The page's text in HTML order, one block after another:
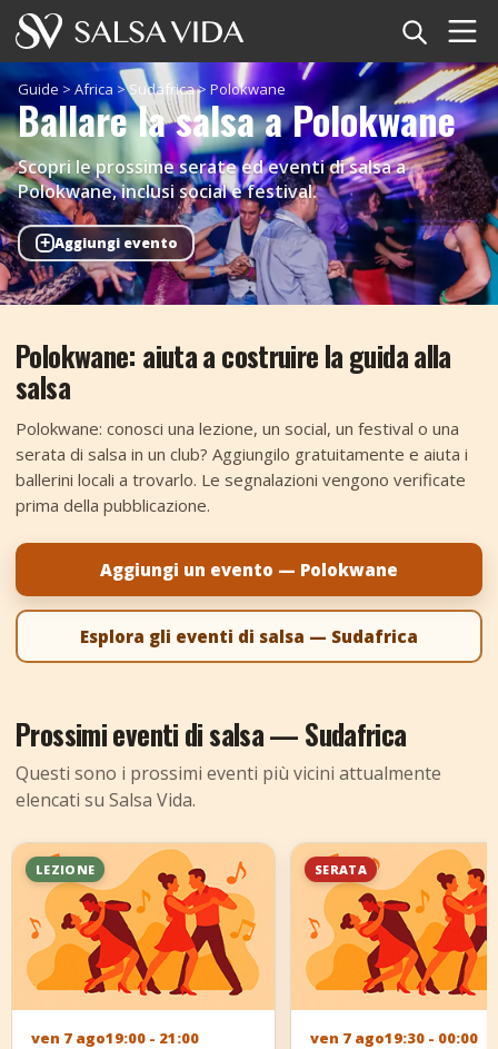
Home
Eventi
Notizie
Articoli
Video
Glossario della salsa
TuneTempo
Guide > Africa >Sudafrica> Polokwane
Ballare la salsa a Polokwane
Scopri le prossime serate ed eventi di salsa a
Polokwane, inclusi social e festival.
+ Aggiungi evento
Polokwane: aiuta a costruire la guida alla
salsa
Polokwane: conosci una lezione, un social, un festival o una
serata di salsa in un club? Aggiungilo gratuitamente e aiuta i
ballerini locali a trovarlo. Le segnalazioni vengono verificate
prima della pubblicazione.
Aggiungi un evento — Polokwane
Esplora gli eventi di salsa — Sudafrica
Prossimi eventi di salsa — Sudafrica
Questi sono i prossimi eventi più vicini attualmente
elencati su Salsa Vida.
LEZIONE
ven 7 ago19:00 - 21:00
SERATA
ven 7 ago19:30 - 00:00